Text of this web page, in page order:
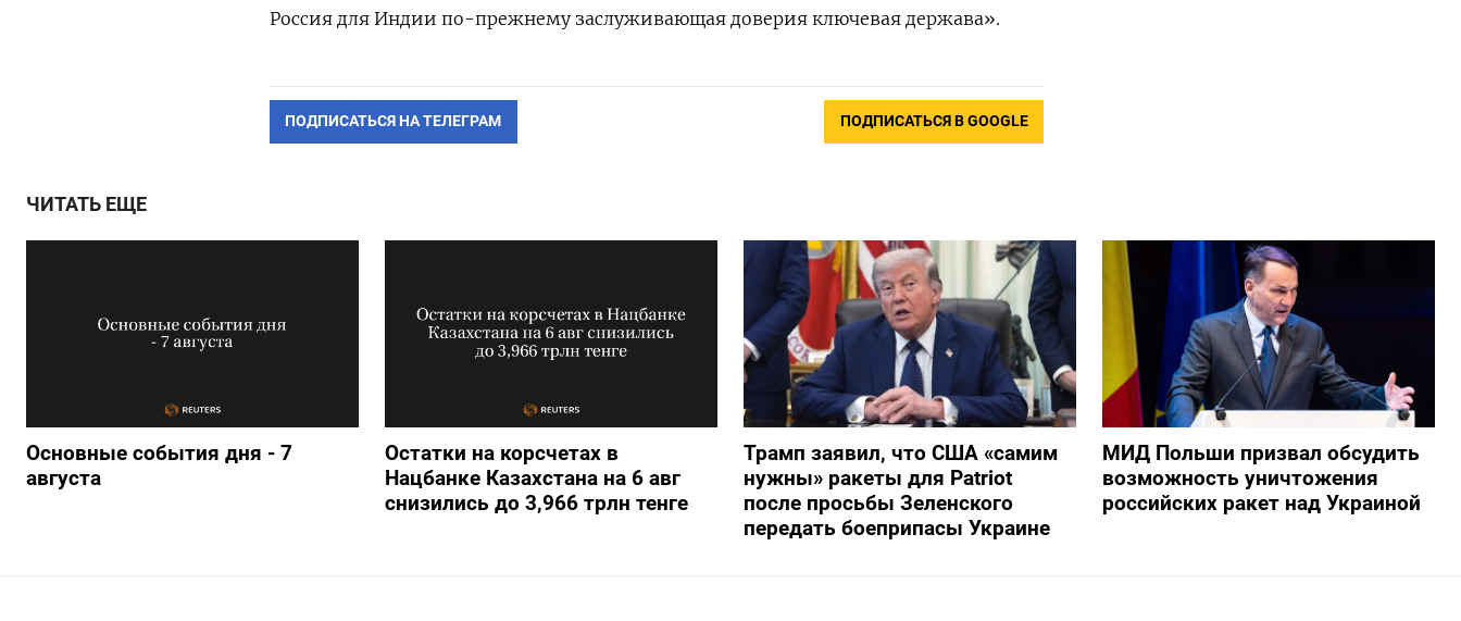
Россия для Индии по-прежнему заслуживающая доверия ключевая держава».
ПОДПИСАТЬСЯ НА ТЕЛЕГРАМ ПОДПИСАТЬСЯ В GOOGLE
ЧИТАТЬ ЕЩЕ
Основные события дня - 7
августа
Остатки на корсчетах в
Нацбанке Казахстана на 6 авг
снизились до 3,966 трлн тенге
Трамп заявил, что США «самим
нужны» ракеты для Patriot
после просьбы Зеленского
передать боеприпасы Украине
МИД Польши призвал обсудить
возможность уничтожения
российских ракет над Украиной